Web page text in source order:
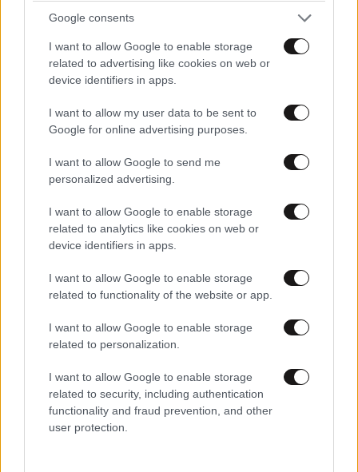
Google consents
I want to allow Google to enable storage
related to advertising like cookies on web or
device identifiers in apps.
I want to allow my user data to be sent to
Google for online advertising purposes.
I want to allow Google to send me
personalized advertising.
I want to allow Google to enable storage
related to analytics like cookies on web or
device identifiers in apps.
I want to allow Google to enable storage
related to functionality of the website or app.
I want to allow Google to enable storage
related to personalization.
I want to allow Google to enable storage
related to security, including authentication
functionality and fraud prevention, and other
user protection.